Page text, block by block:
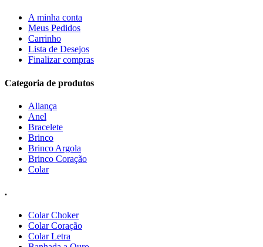
A minha conta
Meus Pedidos
Carrinho
Lista de Desejos
Finalizar compras
Categoria de produtos
Aliança
Anel
Bracelete
Brinco
Brinco Argola
Brinco Coração
Colar
.
Colar Choker
Colar Coração
Colar Letra